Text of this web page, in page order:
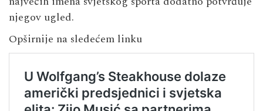
njegov ugled.
Opširnije na sledećem linku